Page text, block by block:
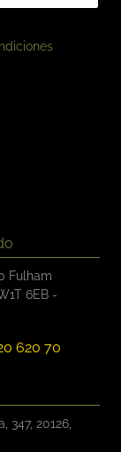
Fulham
6EB -
620 70
347, 20126,